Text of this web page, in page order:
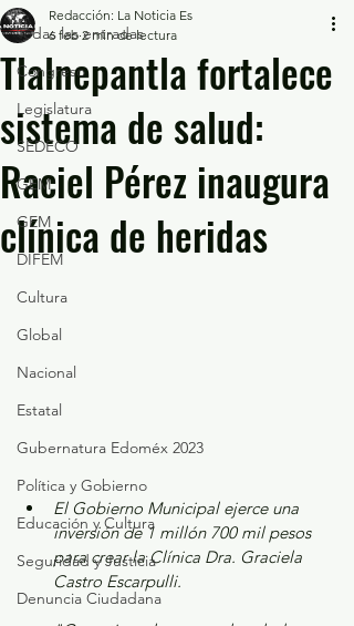
Todas las entradas
Congreso
Legislatura
SEDECO
GEM
GEM
DIFEM
Cultura
Global
Nacional
Estatal
Gubernatura Edoméx 2023
Política y Gobierno
Educación y Cultura
Seguridad y Justicia
Denuncia Ciudadana
Tlalnepantla fortalece
sistema de salud:
Raciel Pérez inaugura
clínica de heridas
Redacción: La Noticia Es
6 feb 2 min de lectura
El Gobierno Municipal ejerce una
inversión de 1 millón 700 mil pesos
para crear la Clínica Dra. Graciela
Castro Escarpulli.